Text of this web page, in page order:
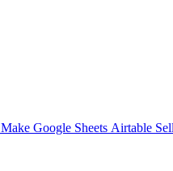
Make Google Sheets Airtable